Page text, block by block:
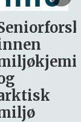
fast
august.